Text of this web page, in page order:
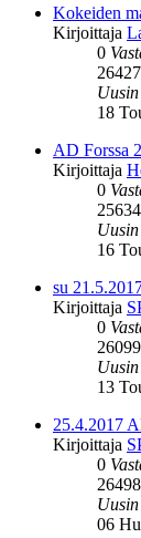
Kokeiden
Kirjoittaja
0
26427
18
AD Forssa
Kirjoittaja
0
25634
16
su
Kirjoittaja
0
26099
13
25.4.2017
Kirjoittaja
0
26498
06